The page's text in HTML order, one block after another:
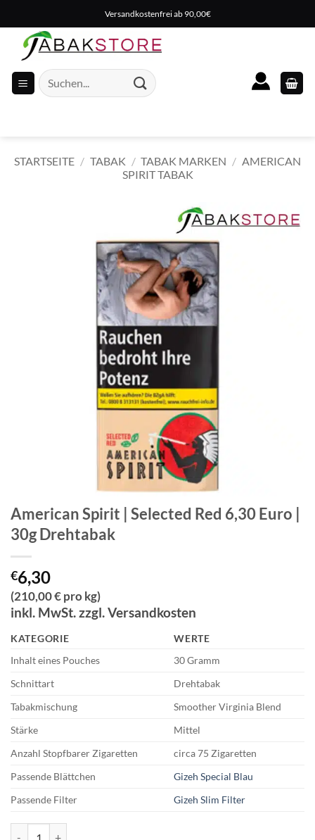
Inhalt
springen
Versandkostenfrei ab 90,00€
Suche
nach:
STARTSEITE / TABAK / TABAK MARKEN / AMERICAN
SPIRIT TABAK
American Spirit | Selected Red 6,30 Euro |
30g Drehtabak
€6,30
(210,00 € pro kg)
inkl. MwSt. zzgl. Versandkosten
KATEGORIE
WERTE
Inhalt eines Pouches
30 Gramm
Schnittart
Drehtabak
Tabakmischung
Smoother Virginia Blend
Stärke
Mittel
Anzahl Stopfbarer Zigaretten
circa 75 Zigaretten
Passende Blättchen
Gizeh Special Blau
Passende Filter
Gizeh Slim Filter